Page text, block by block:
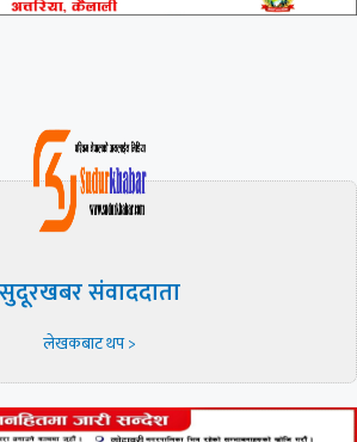
सुदूरखबर संवाददाता
लेखकबाट थप >